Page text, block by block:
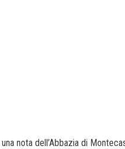
nota dell’Abbazia di